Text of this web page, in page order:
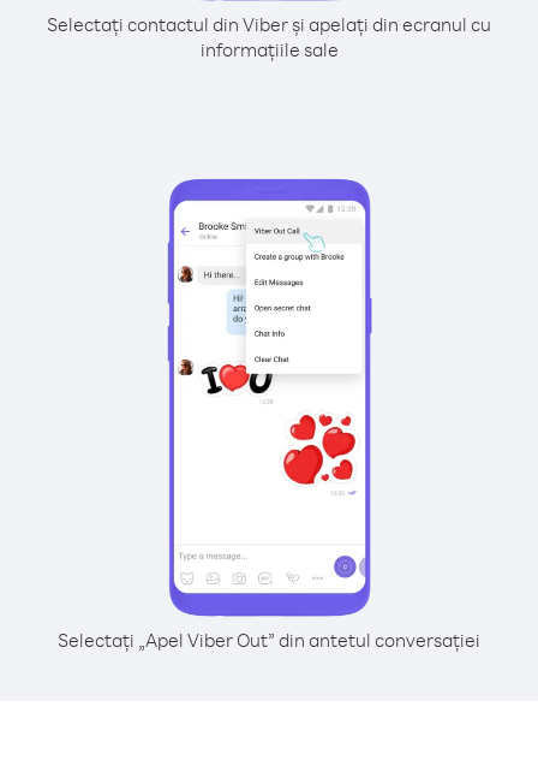
Selectați contactul din Viber și apelați din ecranul cu
informațiile sale
Selectați „Apel Viber Out” din antetul conversației